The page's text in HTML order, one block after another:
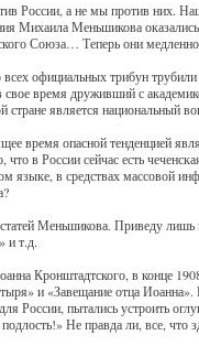
России, а не мы против них.
Михаила Меньшикова
Союза… Теперь они
всех официальных трибун
свое время друживший с
стране является национальный
время опасной тенденцией
в России сейчас есть
языке, в средствах массовой
Меньшикова. Приведу
и т.д.
Кронштадтского, в конце
и «Завещание отца
России, пытались устроить
Не правда ли, все,